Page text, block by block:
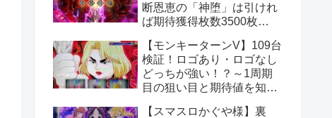
断恩恵の「神堕」は引けれ
ば期待獲得枚数3500枚
【モンキーターンV】109台
検証！ロゴあり・ロゴなし
どっちが強い！？～1周期
目の狙い目と期待値を知っ
【スマスロかぐや様】裏